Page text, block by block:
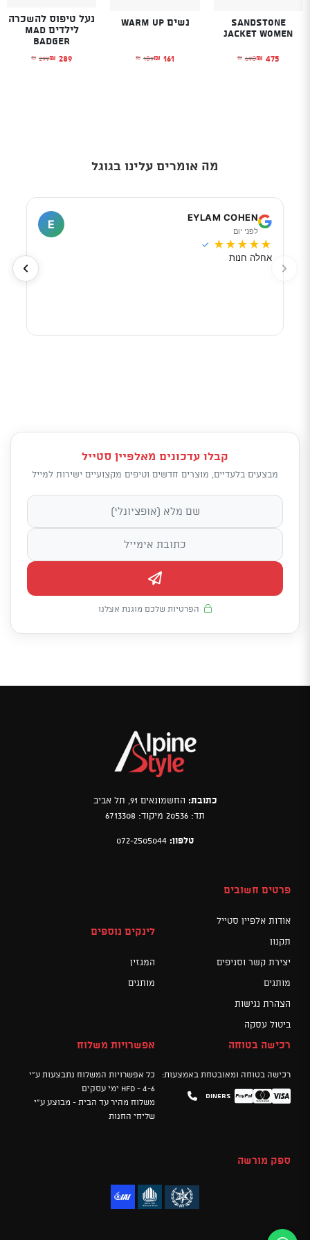
Sandstone
Jacket Women
₪ 690
המחיר המקורי היה: ₪690.₪ 475 המחיר הנוכחי הוא: ₪475.
נשים WARM UP
₪ 189
המחיר המקורי היה: ₪189.₪ 161 המחיר הנוכחי הוא: ₪161.
נעל טיפוס להשכרה
לילדים MAD
BADGER
₪ 299
המחיר המקורי₪ 289 המחיר הנוכחי
מה אומרים עלינו בגוגל
EYLAM COHEN
לפני יום
E
★
★
★
★
★
✓
אחלה חנות
קבלו עדכונים מאלפיין סטייל
מבצעים בלעדיים, מוצרים חדשים וטיפים מקצועיים ישירות למייל
הפרטיות שלכם מוגנת אצלנו
כתובת: החשמונאים 91, תל אביב
תד: 20536 מיקוד: 6713308
טלפון: 072-2505044
פרטים חשובים
אודות אלפיין סטייל
תקנון
יצירת קשר וסניפים
מותגים
הצהרת נגישות
ביטול עסקה
לינקים נוספים
המגזין
מותגים
רכישה בטוחה
רכישה בטוחה ומאובטחת באמצעות:
Visa
Mastercard
PayPal
Diners
אפשרויות משלוח
כל אפשרויות המשלוח נתבצעות ע"י
HFD - 4-6 ימי עסקים
משלוח מהיר עד הבית - מבוצע ע"י
שליחי החנות
ספק מורשה